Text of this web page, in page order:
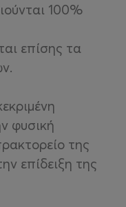
100%
επίσης τα
φυσική
της
επίδειξη της